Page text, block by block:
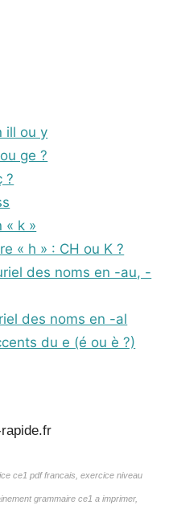
ill ou y
ge ?
?
« k »
« h » : CH ou K ?
des noms en -au, -
des noms en -al
du e (é ou è ?)
ce1 pdf francais, exercice niveau
grammaire ce1 a imprimer,